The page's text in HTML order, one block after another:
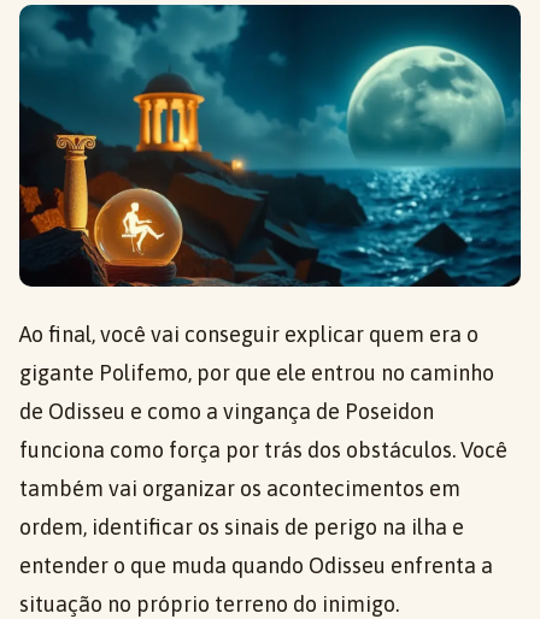
Ao final, você vai conseguir explicar quem era o
gigante Polifemo, por que ele entrou no caminho
de Odisseu e como a vingança de Poseidon
funciona como força por trás dos obstáculos. Você
também vai organizar os acontecimentos em
ordem, identificar os sinais de perigo na ilha e
entender o que muda quando Odisseu enfrenta a
situação no próprio terreno do inimigo.